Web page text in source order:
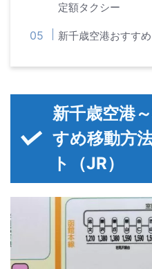
定額タクシー
新千歳空港おすす
新千歳空港
すめ移動方
ト（JR）